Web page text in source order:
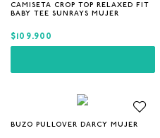
CAMISETA CROP TOP RELAXED FIT
BABY TEE SUNRAYS MUJER
S M L
$109.900
BUZO PULLOVER DARCY MUJER
XS S M L